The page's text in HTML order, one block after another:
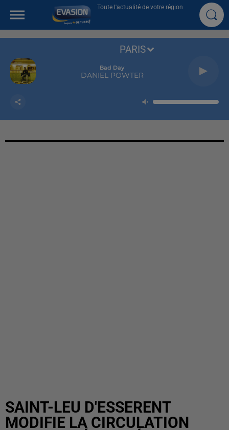
Toute l'actualité de votre région
Bad Day
DANIEL POWTER
PARIS
SAINT-LEU D'ESSERENT
MODIFIE LA CIRCULATION